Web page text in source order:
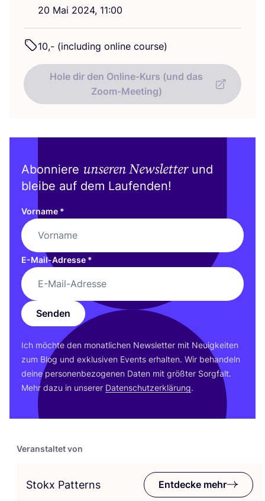
Veranstaltet von
Stokx Patterns Entdecke mehr
20 Mai 2024, 11:00
10,- (inclu­ding online course)
Hole dir den Online-Kurs (und das
Zoom-Meeting)
Abonniere unseren Newsletterund
bleibe auf dem Laufenden!
Vorname *
E-Mail-Adresse *
Senden
Ich möch­te den monat­li­chen News­let­ter mit Neu­ig­kei­ten
zum Blog und exklu­si­ven Events erhal­ten. Wir behan­deln
dei­ne per­so­nen­be­zo­ge­nen Daten mit größ­ter Sorg­falt.
Mehr dazu in unse­rer Daten­schutz­er­klä­rung.